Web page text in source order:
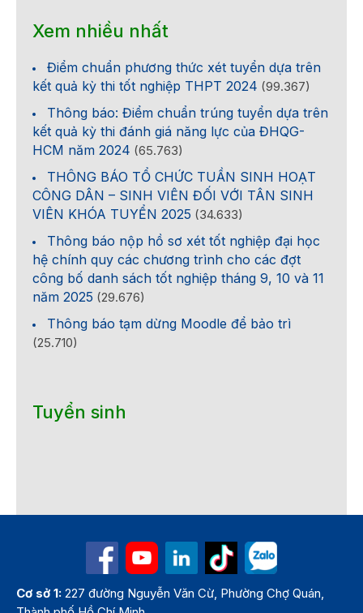
Xem nhiều nhất
Điểm chuẩn phương thức xét tuyển dựa trên
kết quả kỳ thi tốt nghiệp THPT 2024 (99.367)
Thông báo: Điểm chuẩn trúng tuyển dựa trên
kết quả kỳ thi đánh giá năng lực của ĐHQG-
HCM năm 2024 (65.763)
THÔNG BÁO TỔ CHỨC TUẦN SINH HOẠT
CÔNG DÂN – SINH VIÊN ĐỐI VỚI TÂN SINH
VIÊN KHÓA TUYỂN 2025 (34.633)
Thông báo nộp hồ sơ xét tốt nghiệp đại học
hệ chính quy các chương trình cho các đợt
công bố danh sách tốt nghiệp tháng 9, 10 và 11
năm 2025 (29.676)
Thông báo tạm dừng Moodle để bảo trì
(25.710)
Tuyển sinh
Cơ sở 1: 227 đường Nguyễn Văn Cừ, Phường Chợ Quán,